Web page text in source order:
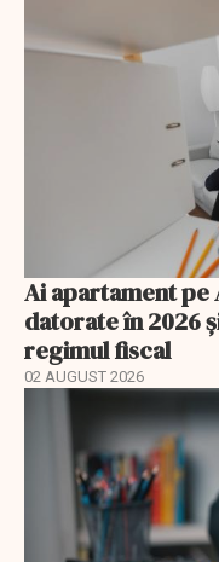
Ai apartament pe
datorate în 2026
regimul fiscal
02 AUGUST 2026